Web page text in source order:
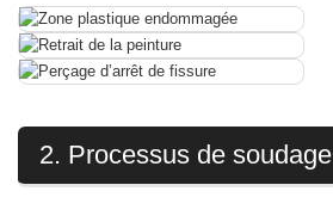
2. Processus de soudage